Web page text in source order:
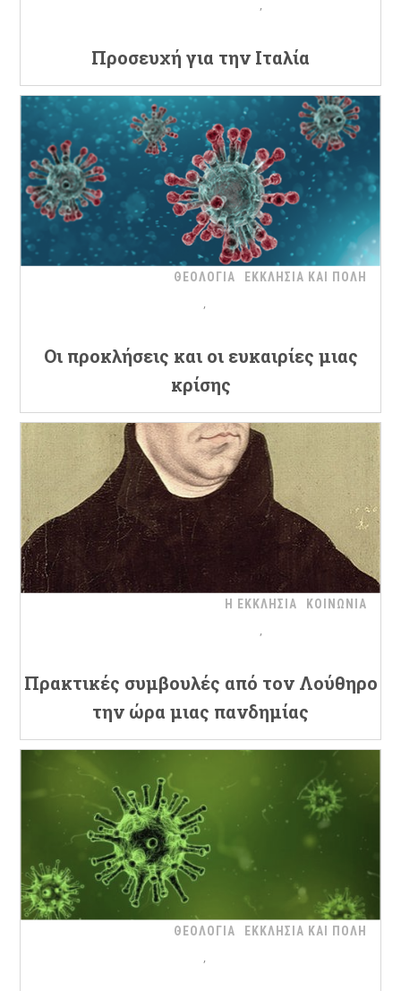
Προσευχή για την Ιταλία
ΘΕΟΛΟΓΙΑ ΕΚΚΛΗΣΙΑ ΚΑΙ ΠΟΛΗ
Oι προκλήσεις και οι ευκαιρίες μιας
κρίσης
Η ΕΚΚΛΗΣΙΑ ΚΟΙΝΩΝΙΑ
Πρακτικές συμβουλές από τον Λούθηρο
την ώρα μιας πανδημίας
ΘΕΟΛΟΓΙΑ ΕΚΚΛΗΣΙΑ ΚΑΙ ΠΟΛΗ